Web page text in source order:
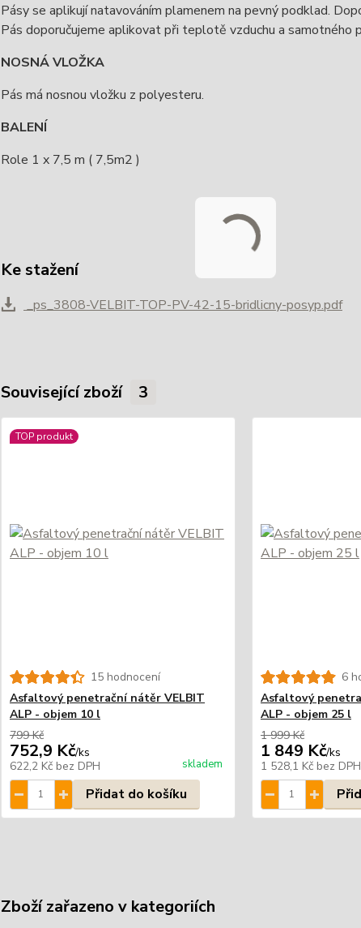
Pásy se aplikují natavováním plamenem na pevný podklad.
Pás doporučujeme aplikovat při teplotě vzduchu a samotného
NOSNÁ VLOŽKA
Pás má nosnou vložku z polyesteru.
BALENÍ
Role 1 x 7,5 m ( 7,5m2 )
Ke stažení
_ps_3808-VELBIT-TOP-PV-42-15-bridlicny-posyp.pdf
Související zboží 3
TOP produkt
15 hodnocení
Asfaltový penetrační nátěr VELBIT
ALP - objem 10 l
799 Kč
752,9 Kč/ks
622,2 Kč bez DPH skladem
Přidat do košíku
6
Asfaltový
ALP - objem 25 l
1 999 Kč
1 849 Kč/ks
1 528,1 Kč bez DPH
Zboží zařazeno v kategoriích